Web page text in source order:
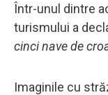
Într-unul dintre
turismului a
cinci nave de
Imaginile cu